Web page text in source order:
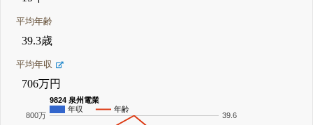
平均年齢
39.3歳
平均年収
706万円
9824 泉州電業
年収
年齢
800万 39.6